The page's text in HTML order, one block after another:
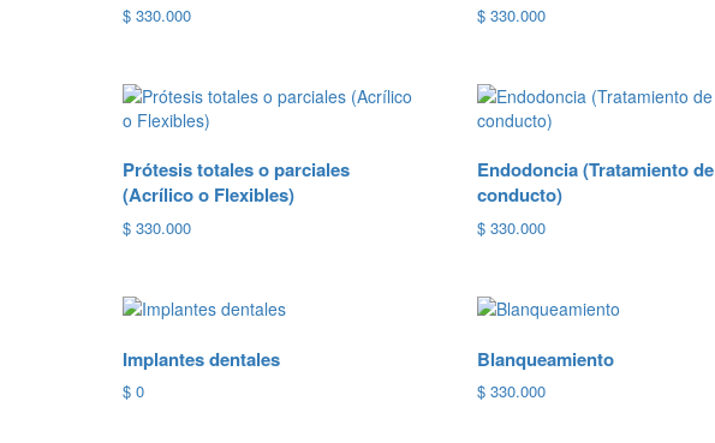
$ 330.000 $330.000
Prótesis totales o parciales
(Acrílico o Flexibles)
$ 330.000
Endodoncia (Tratamiento de
conducto)
$330.000
Implantes dentales
$ 0
Blanqueamiento
$330.000